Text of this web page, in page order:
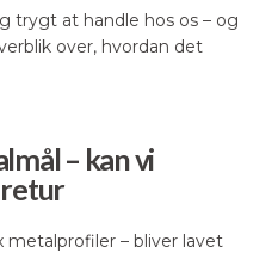
trygt at handle hos os – og
over, hvordan det
– kan vi
metalprofiler – bliver lavet